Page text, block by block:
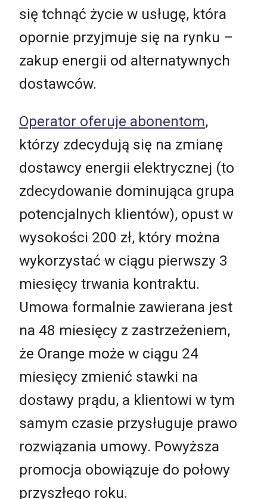
się tchnąć życie w usługę, która
opornie przyjmuje się na rynku –
zakup energii od alternatywnych
dostawców.
Operator oferuje abonentom,
którzy zdecydują się na zmianę
dostawcy energii elektrycznej (to
zdecydowanie dominująca grupa
potencjalnych klientów), opust w
wysokości 200 zł, który można
wykorzystać w ciągu pierwszy 3
miesięcy trwania kontraktu.
Umowa formalnie zawierana jest
na 48 miesięcy z zastrzeżeniem,
że Orange może w ciągu 24
miesięcy zmienić stawki na
dostawy prądu, a klientowi w tym
samym czasie przysługuje prawo
rozwiązania umowy. Powyższa
promocja obowiązuje do połowy
przyszłego roku.